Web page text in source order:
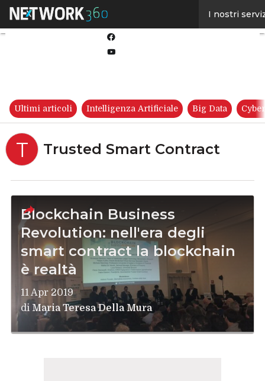
I nostri
Ultimi articoli Intelligenza Artificiale Big Data
T Trusted Smart Contract
Blockchain Business
Revolution: nell'era degli
smart contract la blockchain
è realtà
11 Apr 2019
di Maria Teresa Della Mura